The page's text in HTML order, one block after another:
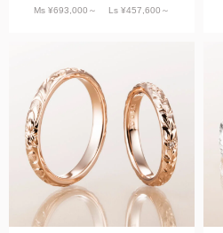
Ms ¥693,000 ～ Ls ¥457,600 ～